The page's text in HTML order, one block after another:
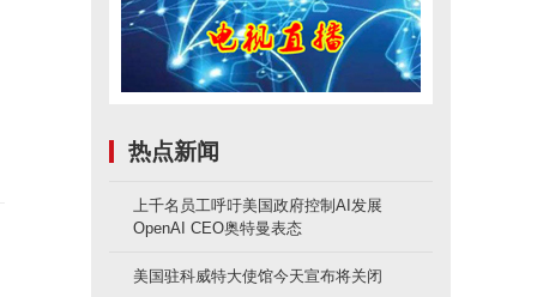
热点新闻
上千名员工呼吁美国政府控制AI发展
OpenAI CEO奥特曼表态
美国驻科威特大使馆今天宣布将关闭